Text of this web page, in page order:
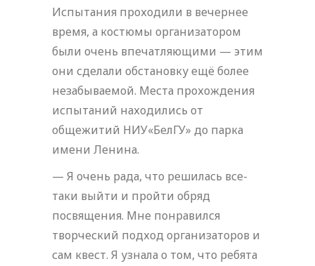
Испытания проходили в вечернее
время, а костюмы организатором
были очень впечатляющими — этим
они сделали обстановку ещё более
незабываемой. Места прохождения
испытаний находились от
общежитий НИУ«БелГУ» до парка
имени Ленина.
— Я очень рада, что решилась все-
таки выйти и пройти обряд
посвящения. Мне понравился
творческий подход организаторов и
сам квест. Я узнала о том, что ребята